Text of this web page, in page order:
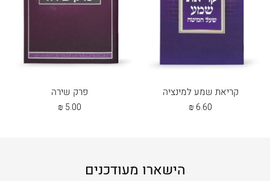
קריאת שמע למינציה
6.60
₪
פרק שירה
5.00
₪
הישארו מעודכנים